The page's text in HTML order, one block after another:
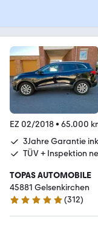
EZ 02/2018• 65.000
3Jahre Garantie
TÜV + Inspektion
TOPAS AUTOMOBILE
45881 Gelsenkirchen
5 Sterne
(312)